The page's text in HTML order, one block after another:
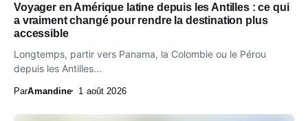
Voyager en Amérique latine depuis les Antilles : ce qui
a vraiment changé pour rendre la destination plus
accessible
Longtemps, partir vers Panama, la Colombie ou le Pérou
depuis les Antilles...
ParAmandine 1 août 2026